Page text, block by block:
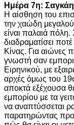
Ημέρα 7η:
Η αίσθηση του
την χαώδη
είναι παλαιά
διαδραματίσει
Κίνας. Για αιώνες
γνωστή σαν
Ειρηνικού, με
αρχές όμως του
αποκτά εξέχουσα
εμπορίου με τα
να αναπτύσσεται
παρατηρώντας